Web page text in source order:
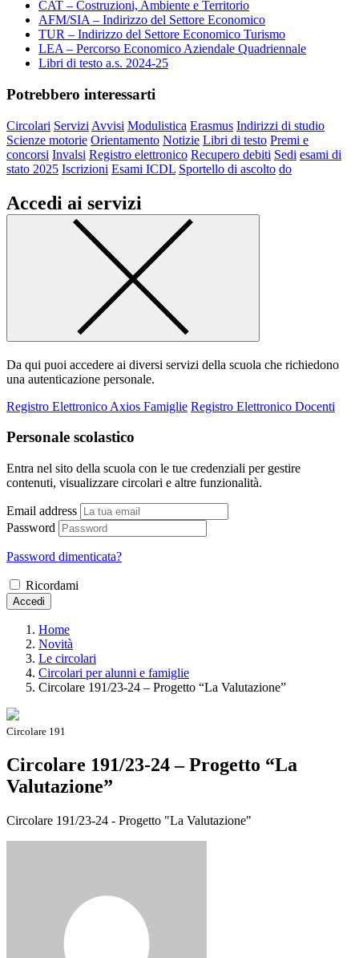
CAT – Costruzioni, Ambiente e Territorio
AFM/SIA – Indirizzo del Settore Economico
TUR – Indirizzo del Settore Economico Turismo
LEA – Percorso Economico Aziendale Quadriennale
Libri di testo a.s. 2024-25
Potrebbero interessarti
Circolari Servizi Avvisi Modulistica Erasmus Indirizzi di studio
Scienze motorie Orientamento Notizie Libri di testo Premi e
concorsi Invalsi Registro elettronico Recupero debiti Sedi esami di
stato 2025 Iscrizioni Esami ICDL Sportello di ascolto do
Accedi ai servizi
Da qui puoi accedere ai diversi servizi della scuola che richiedono
una autenticazione personale.
Registro Elettronico Axios Famiglie Registro Elettronico Docenti
Personale scolastico
Entra nel sito della scuola con le tue credenziali per gestire
contenuti, visualizzare circolari e altre funzionalità.
Email address
Password
Password dimenticata?
Ricordami
Accedi
Home
Novità
Le circolari
Circolari per alunni e famiglie
Circolare 191/23-24 – Progetto “La Valutazione”
Circolare 191
Circolare 191/23-24 – Progetto “La
Valutazione”
Circolare 191/23-24 - Progetto "La Valutazione"